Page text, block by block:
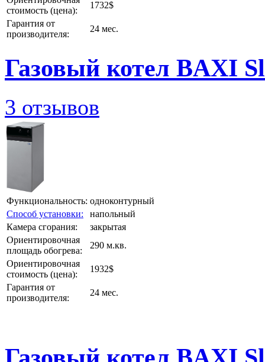
стоимость (цена):
1732$
Гарантия от
производителя:
24 мес.
Газовый котел BAXI
3 отзывов
Функциональность: одноконтурный
Способ установки:
напольный
Камера сгорания:
закрытая
Ориентировочная
площадь обогрева:
290 м.кв.
Ориентировочная
стоимость (цена):
1932$
Гарантия от
производителя:
24 мес.